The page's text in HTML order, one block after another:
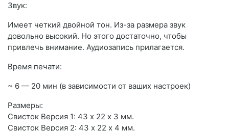
Звук:
Имеет четкий двойной тон. Из-за размера звук
довольно высокий. Но этого достаточно, чтобы
привлечь внимание. Аудиозапись прилагается.
Время печати:
~ 6 — 20 мин (в зависимости от ваших настроек)
Размеры:
Свисток Версия 1: 43 х 22 х 3 мм.
Свисток Версия 2: 43 х 22 х 4 мм.